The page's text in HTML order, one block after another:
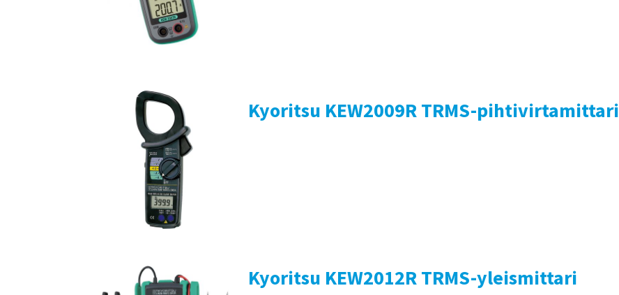
Kyoritsu KEW2009R TRMS-pihtivirtamittari
Kyoritsu KEW2012R TRMS-yleismittari